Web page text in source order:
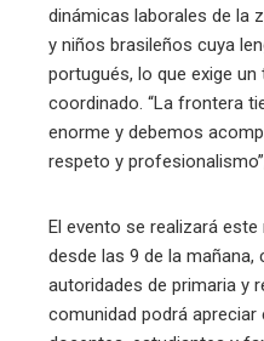
dinámicas laborales de la
y niños brasileños cuya
portugués, lo que exige
coordinado. “La frontera
enorme y debemos
respeto y
El evento se realizará
desde las 9 de la mañana,
autoridades de primaria y
comunidad podrá